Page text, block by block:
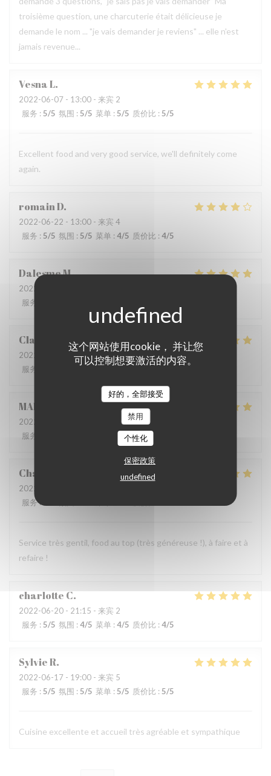
这个网站使用cookie， 并让您
可以控制想要激活的内容。
好的，全部接受
禁用
个性化
保密政策
undefined
troisième question, une charcuterie était délicieuse je
demande le nom ... "je vais demander je reviens" ... elle n'est
jamais revenue...
VesnaL
2022-06-07 - 13:00 - 来宾 2
服务 : 5/5 氛围 : 5/5 菜单 : 5/5 质价比 : 5/5
Excellent food and very good service, we'll definitely come
again.
romainD
2022-06-22 - 13:00 - 来宾 4
服务 : 5/5 氛围 : 5/5 菜单 : 4/5 质价比 : 4/5
DalesmeM
2022-06-21
服务
Clarisse
2022-06-21
- 19:00 - 来宾 2
服务
5 菜单 : 5/5 质价比 5 /5
MARIA
2022-06-20
服务
5 /5 质价比
Charlotte
2022-06-19
服务:
Service très gentil, food au top (très généreuse !), à faire et à
refaire !
charlotte C
2022-06-20 - 21:15 - 来宾 2
服务 : 5/5 氛围 : 4/5 菜单 : 4/5 质价比 : 4/5
SylvieR
2022-06-17 - 19:00 - 来宾 5
服务 : 5/5 氛围 : 5/5 菜单 : 5/5 质价比 : 5/5
Cuisine excellente et accueil très agréable et sympathique